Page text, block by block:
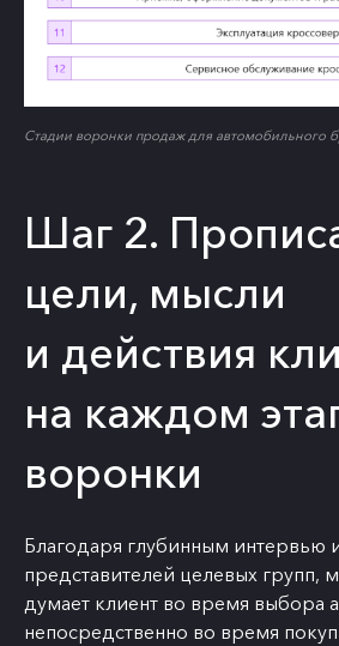
Стадии воронки продаж для автомобильного
Шаг 2.
цели, мысли
и действия
на каждом
воронки
Благодаря глубинным интервью
представителей целевых групп,
думает клиент во время выбора
непосредственно во время